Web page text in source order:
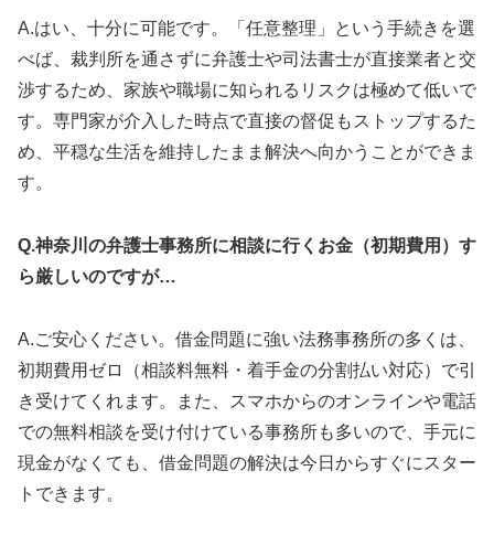
A.はい、十分に可能です。「任意整理」という手続きを選
べば、裁判所を通さずに弁護士や司法書士が直接業者と交
渉するため、家族や職場に知られるリスクは極めて低いで
す。専門家が介入した時点で直接の督促もストップするた
め、平穏な生活を維持したまま解決へ向かうことができま
す。
Q.神奈川の弁護士事務所に相談に行くお金（初期費用）す
ら厳しいのですが…
A.ご安心ください。借金問題に強い法務事務所の多くは、
初期費用ゼロ（相談料無料・着手金の分割払い対応）で引
き受けてくれます。また、スマホからのオンラインや電話
での無料相談を受け付けている事務所も多いので、手元に
現金がなくても、借金問題の解決は今日からすぐにスター
トできます。